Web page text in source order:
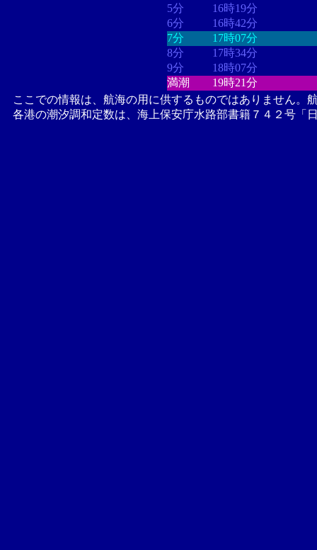
5分
16時19分
6分
16時42分
7分
17時07分
8分
17時34分
9分
18時07分
満潮
19時21分
ここでの情報は、航海の用に供するものではありません。
各港の潮汐調和定数は、海上保安庁水路部書籍７４２号「